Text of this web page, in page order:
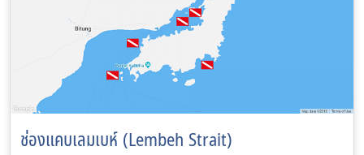
ช่องแคบเลมเบห์ (Lembeh Strait)